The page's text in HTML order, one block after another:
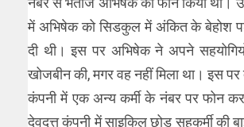
में अभिषेक को सिडकुल में अंकित के बेहोश
दी थी। इस पर अभिषेक ने अपने
खोजबीन की, मगर वह नहीं मिला था। इस पर
कंपनी में एक अन्य कर्मी के नंबर पर फोन
देवदत्त कंपनी में साइकिल छोड़ सहकर्मी की